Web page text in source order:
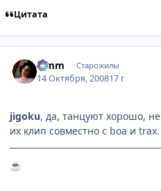
Цитата
Limm Старожилы
14 Октября, 200817 г
jigoku, да, танцуют хорошо,
их клип совместно с boa и trax.
☕